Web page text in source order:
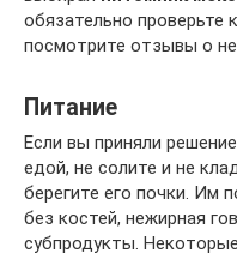
обязательно проверьте
посмотрите отзывы о
Питание
Если вы приняли
едой, не солите и не
берегите его почки. Им
без костей, нежирная
субпродукты.